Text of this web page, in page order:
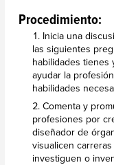
Procedimiento:
Inicia una
las siguientes
habilidades tienes
ayudar la
habilidades
Comenta y
profesiones por
diseñador de
visualicen
investiguen o